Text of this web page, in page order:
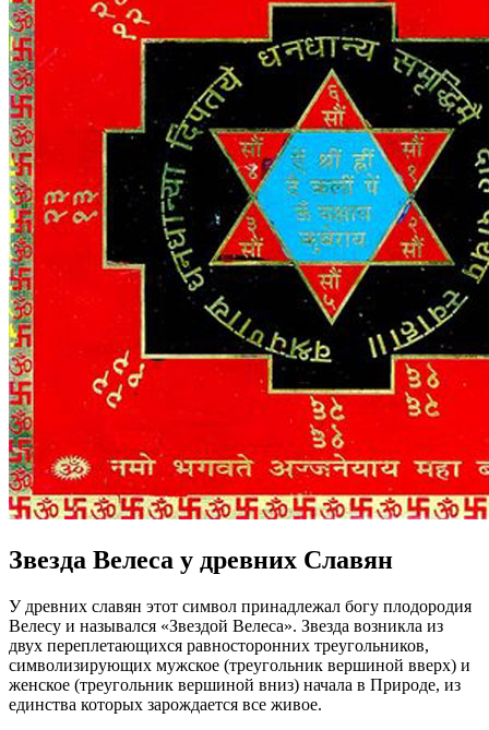
Звезда Велеса у древних Славян
У древних славян этот символ принадлежал богу плодородия
Велесу и назывался «Звездой Велеса». Звезда возникла из
двух переплетающихся равносторонних треугольников,
символизирующих мужское (треугольник вершиной вверх) и
женское (треугольник вершиной вниз) начала в Природе, из
единства которых зарождается все живое.